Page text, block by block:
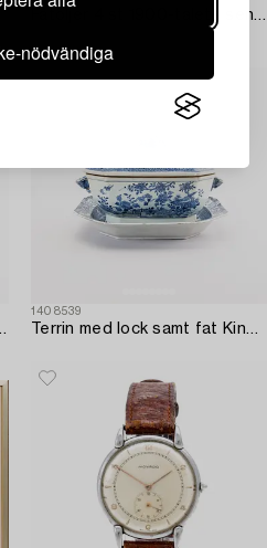
nödvändiga
Fåtöljer 4 st 1900-talets senare del.
95) porslin.
1408539
Terrin med lock samt fat Kina Qianlong (1736-95) porslin.